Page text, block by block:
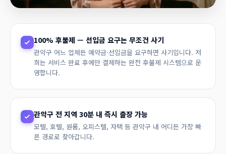
100% 후불제 — 선입금 요구는 무조건 사기
관악구 어느 업체든 예약금·선입금을 요구하면 사기입니다. 저
희는 서비스 완료 후에만 결제하는 완전 후불제 시스템으로 운
영합니다.
관악구 전 지역 30분 내 즉시 출장 가능
모텔, 호텔, 원룸, 오피스텔, 자택 등 관악구 내 어디든 가장 빠
른 경로로 찾아갑니다.